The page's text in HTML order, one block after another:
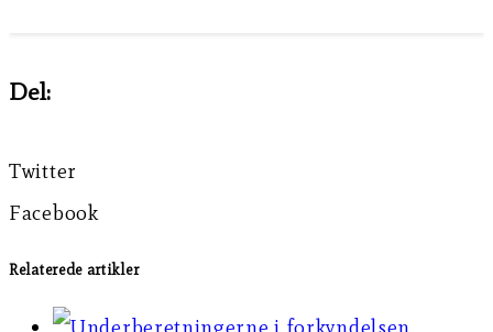
Del:
Twitter
Facebook
Relaterede artikler